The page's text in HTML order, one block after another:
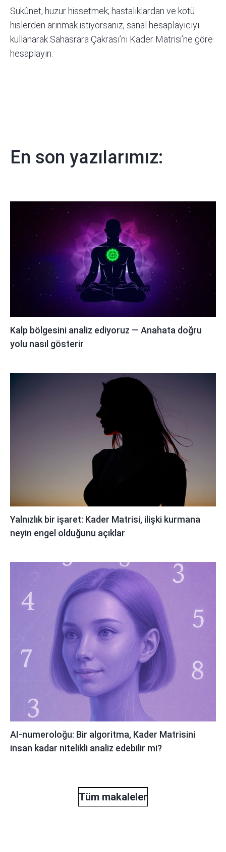
Sükûnet, huzur hissetmek; hastalıklardan ve kötü
hislerden arınmak istiyorsanız, sanal hesaplayıcıyı
kullanarak Sahasrara Çakrası’nı Kader Matrisi’ne göre
hesaplayın.
En son yazılarımız:
Kalp bölgesini analiz ediyoruz — Anahata doğru
yolu nasıl gösterir
Yalnızlık bir işaret: Kader Matrisi, ilişki kurmana
neyin engel olduğunu açıklar
AI-numeroloğu: Bir algoritma, Kader Matrisini
insan kadar nitelikli analiz edebilir mi?
Tüm makaleler